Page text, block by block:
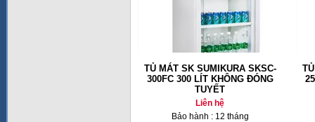
TỦ MÁT SK SUMIKURA SKSC-
300FC 300 LÍT KHÔNG ĐÓNG
TUYẾT
Liên hệ
Bảo hành : 12 tháng